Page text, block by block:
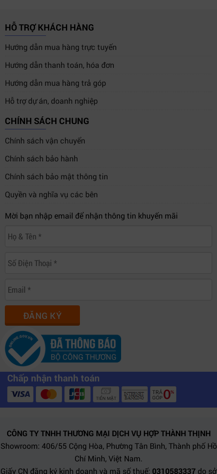
HỖ TRỢ KHÁCH HÀNG
Hướng dẫn mua hàng trực tuyến
Hướng dẫn thanh toán, hóa đơn
Hướng dẫn mua hàng trả góp
Hỗ trợ dự án, doanh nghiệp
CHÍNH SÁCH CHUNG
Chính sách vận chuyển
Chính sách bảo hành
Chính sách bảo mật thông tin
Quyền và nghĩa vụ các bên
Mời bạn nhập email để nhận thông tin khuyến mãi
ĐĂNG KÝ
Chấp nhận thanh toán
CÔNG TY TNHH THƯƠNG MẠI DỊCH VỤ HỢP THÀNH THỊNH
Showroom: 406/55 Cộng Hòa, Phường Tân Bình, Thành phố Hồ
Chí Minh, Việt Nam.
Giấy CN đăng ký kinh doanh và mã số thuế: 0310583337 do sở